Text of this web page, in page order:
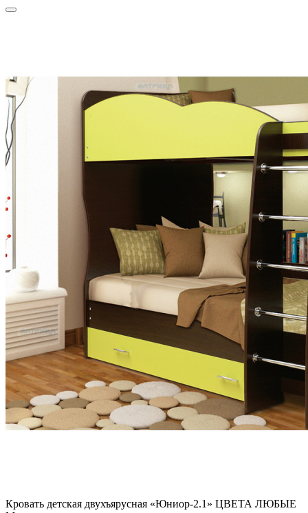
Кровать детская двухъярусная «Юниор-2.1» ЦВЕТА ЛЮБЫЕ